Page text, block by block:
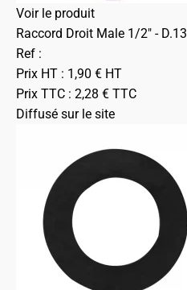
Voir le produit
Raccord Droit Male 1/2" - D.13
Ref :
Prix HT : 1,90 € HT
Prix TTC : 2,28 € TTC
Diffusé sur le site